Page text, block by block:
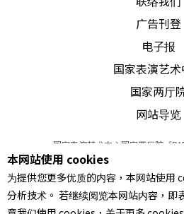
广告刊登
电子报
国家表演艺
国家两厅
网站导览
国家表演艺术中心国家两厅院《
© 2022Performing arts redefined.
统一编号 Tax Id number
本站所提供相关演出资讯，如有异动
本网站使用 cookies
为提供您更多优质的内容，本网站使用
分析技术。 若继续阅览本网站内容，即